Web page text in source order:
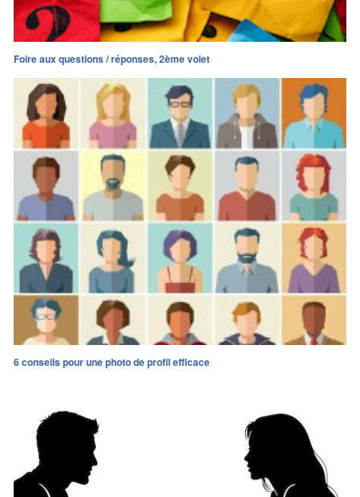
Foire aux questions / réponses, 2ème volet
6 conseils pour une photo de profil efficace